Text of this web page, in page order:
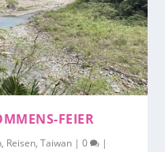
FEIER
, Reisen,Taiwan |0 |